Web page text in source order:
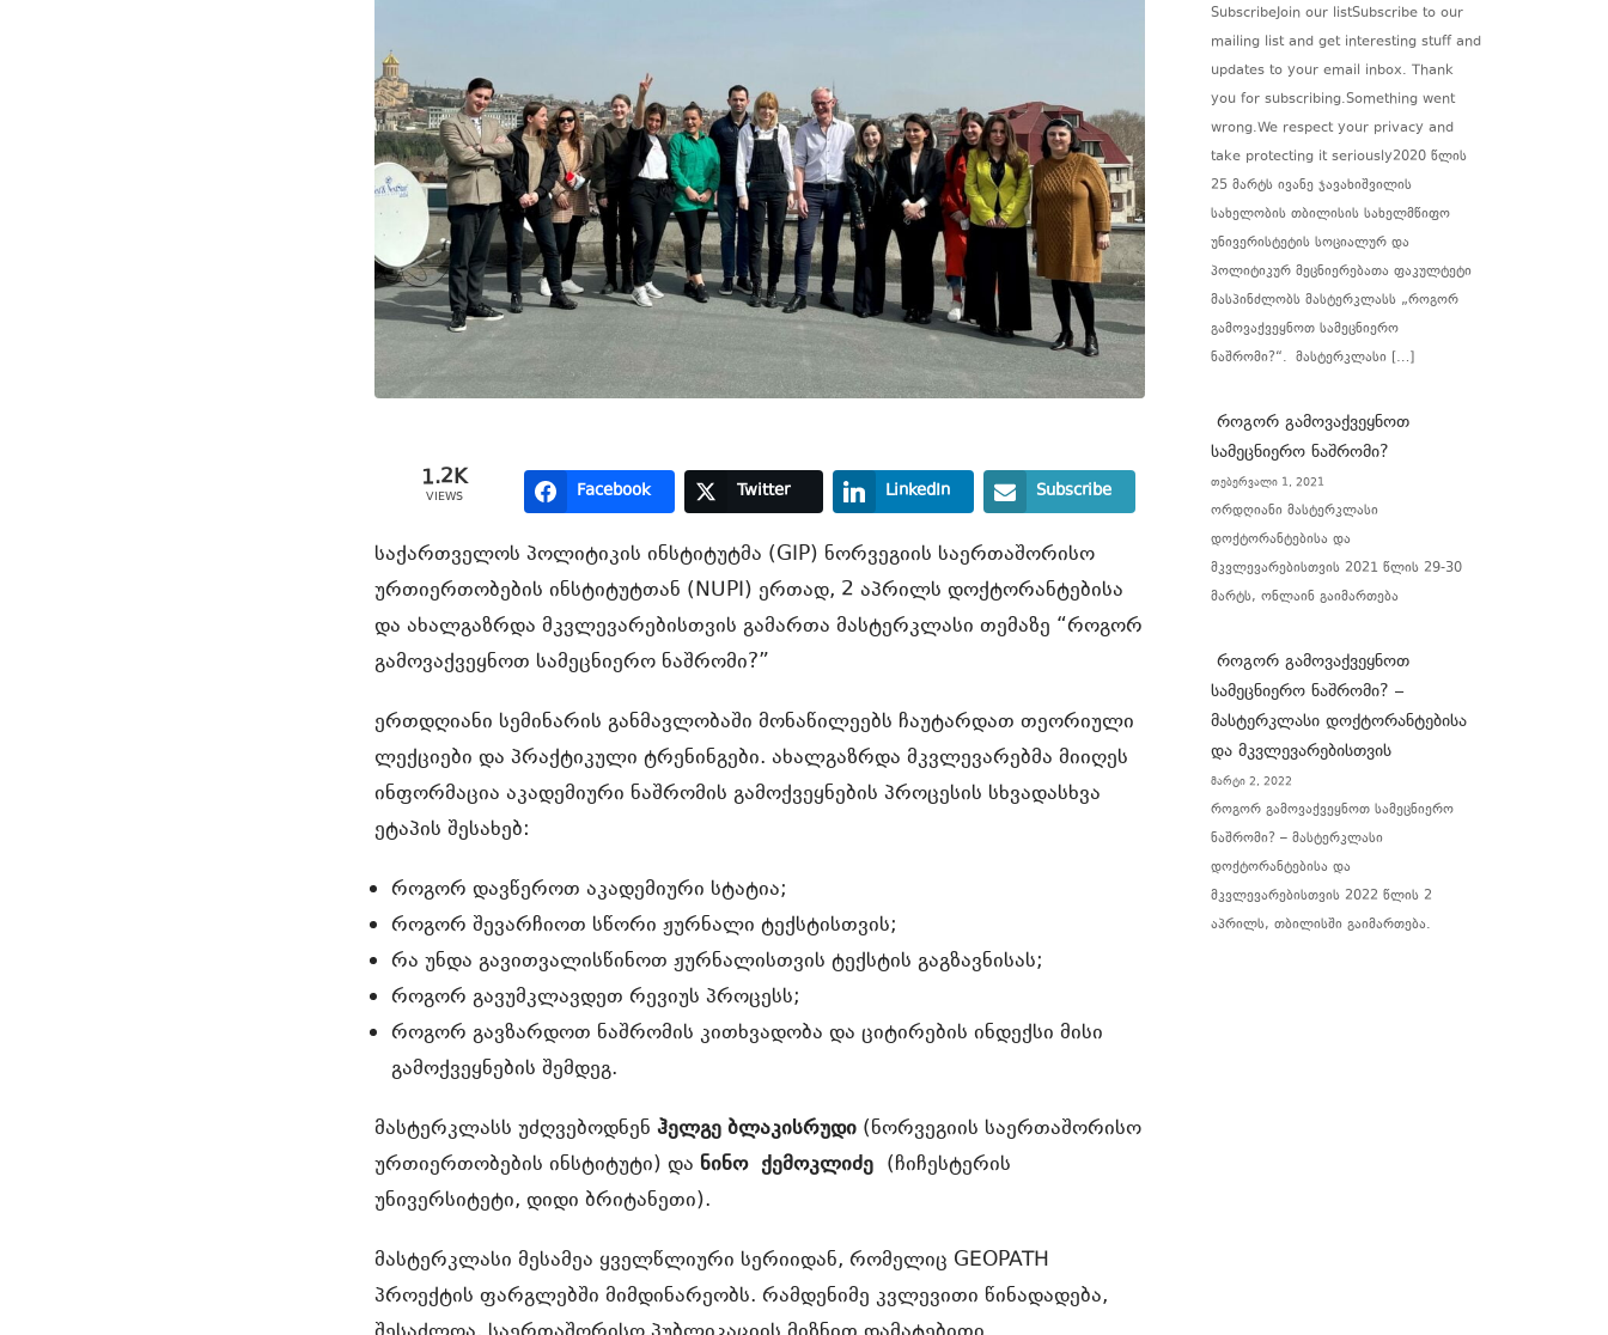
1.2K
VIEWS Facebook Twitter LinkedIn Subscribe
საქართველოს პოლიტიკის ინსტიტუტმა (GIP) ნორვეგიის საერთაშორისო
ურთიერთობების ინსტიტუტთან (NUPI) ერთად, 2 აპრილს დოქტორანტებისა
და ახალგაზრდა მკვლევარებისთვის გამართა მასტერკლასი თემაზე “როგორ
გამოვაქვეყნოთ სამეცნიერო ნაშრომი?”
ერთდღიანი სემინარის განმავლობაში მონაწილეებს ჩაუტარდათ თეორიული
ლექციები და პრაქტიკული ტრენინგები. ახალგაზრდა მკვლევარებმა მიიღეს
ინფორმაცია აკადემიური ნაშრომის გამოქვეყნების პროცესის სხვადასხვა
ეტაპის შესახებ:
როგორ დავწეროთ აკადემიური სტატია;
როგორ შევარჩიოთ სწორი ჟურნალი ტექსტისთვის;
რა უნდა გავითვალისწინოთ ჟურნალისთვის ტექსტის გაგზავნისას;
როგორ გავუმკლავდეთ რევიუს პროცესს;
როგორ გავზარდოთ ნაშრომის კითხვადობა და ციტირების ინდექსი მისი
გამოქვეყნების შემდეგ.
მასტერკლასს უძღვებოდნენჰელგე ბლაკისრუდი (ნორვეგიის საერთაშორისო
ურთიერთობების ინსტიტუტი) და ნინო ქემოკლიძე (ჩიჩესტერის
უნივერსიტეტი, დიდი ბრიტანეთი).
მასტერკლასი მესამეა ყველწლიური სერიიდან, რომელიც GEOPATH
პროექტის ფარგლებში მიმდინარეობს. რამდენიმე კვლევითი წინადადება,
SubscribeJoin our listSubscribe to our
mailing list and get interesting stuff and
updates to your email inbox. Thank
you for subscribing.Something went
wrong.We respect your privacy and
take protecting it seriously2020 წლის
25 მარტს ივანე ჯავახიშვილის
სახელობის თბილისის სახელმწიფო
უნივერისტეტის სოციალურ და
პოლიტიკურ მეცნიერებათა ფაკულტეტი
მასპინძლობს მასტერკლასს „როგორ
გამოვაქვეყნოთ სამეცნიერო
ნაშრომი?“. მასტერკლასი […]
როგორ გამოვაქვეყნოთ
სამეცნიერო ნაშრომი?
თებერვალი 1, 2021
ორდღიანი მასტერკლასი
დოქტორანტებისა და
მკვლევარებისთვის 2021 წლის 29-30
მარტს, ონლაინ გაიმართება
როგორ გამოვაქვეყნოთ
სამეცნიერო ნაშრომი? –
მასტერკლასი დოქტორანტებისა
და მკვლევარებისთვის
მარტი 2, 2022
როგორ გამოვაქვეყნოთ სამეცნიერო
ნაშრომი? – მასტერკლასი
დოქტორანტებისა და
მკვლევარებისთვის 2022 წლის 2
აპრილს, თბილისში გაიმართება.